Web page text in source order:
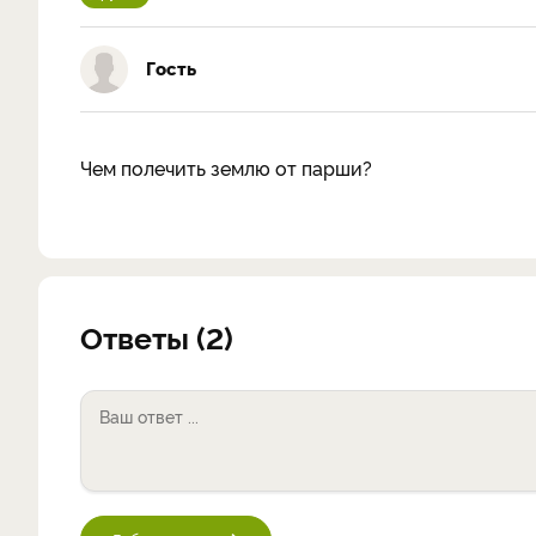
Гость
Чем полечить землю от парши?
Ответы (2)